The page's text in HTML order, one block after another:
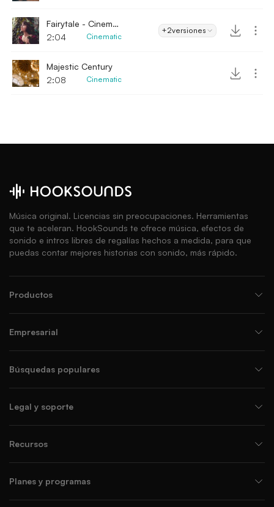
Fairytale - Cinematic
2:04
Cinematic
+2versiones
Majestic Century
2:08
Cinematic
Música original. Licencias sin preocupaciones. Herramientas
que te aceleran. HookSounds te ofrece música, efectos de
sonido e intros libres de regalías hechos a medida, para que
puedas contar mejores historias con sonido, más rápido.
Productos
Empresarial
Búsquedas populares
Legal y soporte
Recursos
Planes y programas